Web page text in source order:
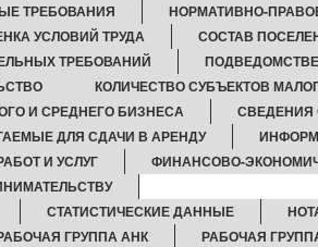
ТРЕБОВАНИЯ
НОРМАТИВНО-
УСЛОВИЙ ТРУДА
СОСТАВ
ТРЕБОВАНИЙ
КОЛИЧЕСТВО СУБЪЕКТОВ
И СРЕДНЕГО БИЗНЕСА
СВЕДЕНИЯ
ДЛЯ СДАЧИ В АРЕНДУ
И УСЛУГ
ФИНАНСОВО-
СТАТИСТИЧЕСКИЕ ДАННЫЕ
ГРУППА АНК
РАБОЧАЯ